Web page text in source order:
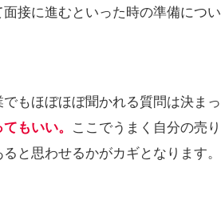
接に進むといった時の準備につい
でもほぼほぼ聞かれる質問は決まっ
もいい。
ここでうまく自分の売り
と思わせるかがカギとなります。